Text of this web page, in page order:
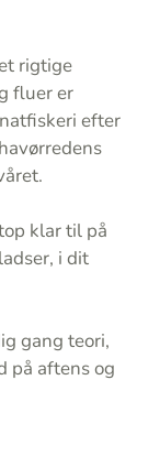
rigtige
fluer er
efter
klar til på
i dit
gang teori,
på aftens og